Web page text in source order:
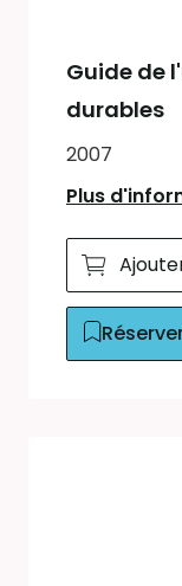
Guide de
durables
2007
Plus